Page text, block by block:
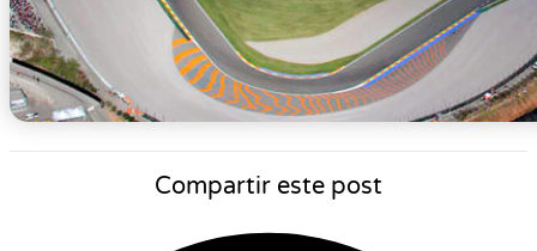
Compartir este post